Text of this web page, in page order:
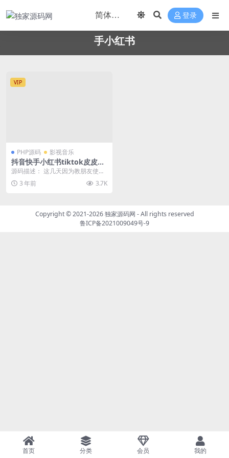
登录
手小红书
VIP
PHP源码 影视音乐
抖音快手小红书tiktok皮皮虾
微视等几十种平台视频解析下
源码描述： 这几天因为教朋友使用t
iktok和抖音视频解析，找了几十个
站和小程序...
3 年前 3.7K
Copyright © 2021-2026独家源码网 - All rights reserved
鲁ICP备2021009049号-9
首页 分类 会员 我的